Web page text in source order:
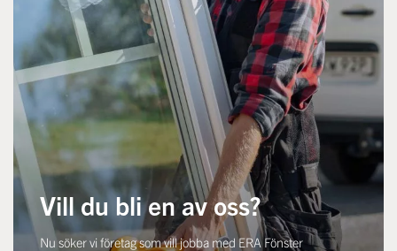
Vill du bli en av oss?
Nu söker vi företag som vill jobba med ERA Fönster